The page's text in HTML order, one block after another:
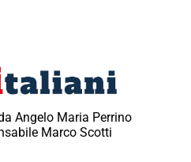
Angelo Maria Perrino
Marco Scotti